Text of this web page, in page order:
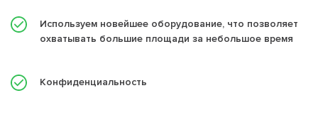
Используем новейшее оборудование, что позволяет
охватывать большие площади за небольшое время
Конфиденциальность